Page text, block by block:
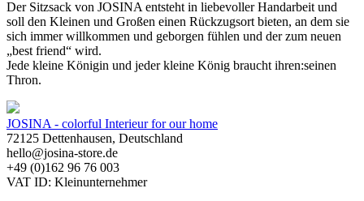
Der Sitzsack von JOSINA entsteht in liebevoller Handarbeit und
soll den Kleinen und Großen einen Rückzugsort bieten, an dem sie
sich immer willkommen und geborgen fühlen und der zum neuen
„best friend“ wird.
Jede kleine Königin und jeder kleine König braucht ihren:seinen
Thron.
JOSINA - colorful Interieur for our home
72125 Dettenhausen, Deutschland
hello@josina-store.de
+49 (0)162 96 76 003
VAT ID: Kleinunternehmer